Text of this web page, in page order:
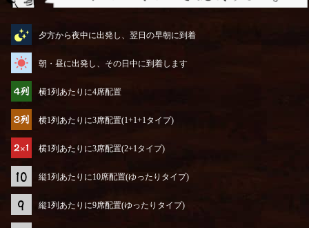
夕方から夜中に出発し、翌日の早朝に到着
朝・昼に出発し、その日中に到着します
横1列あたりに4席配置
横1列あたりに3席配置(1+1+1タイプ)
横1列あたりに3席配置(2+1タイプ)
縦1列あたりに10席配置(ゆったりタイプ)
縦1列あたりに9席配置(ゆったりタイプ)